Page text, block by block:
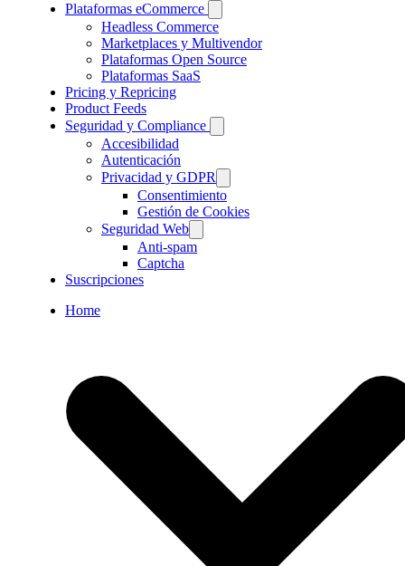
Plataformas eCommerce
Headless Commerce
Marketplaces y Multivendor
Plataformas Open Source
Plataformas SaaS
Pricing y Repricing
Product Feeds
Seguridad y Compliance
Accesibilidad
Autenticación
Privacidad y GDPR
Consentimiento
Gestión de Cookies
Seguridad Web
Anti-spam
Captcha
Suscripciones
Home